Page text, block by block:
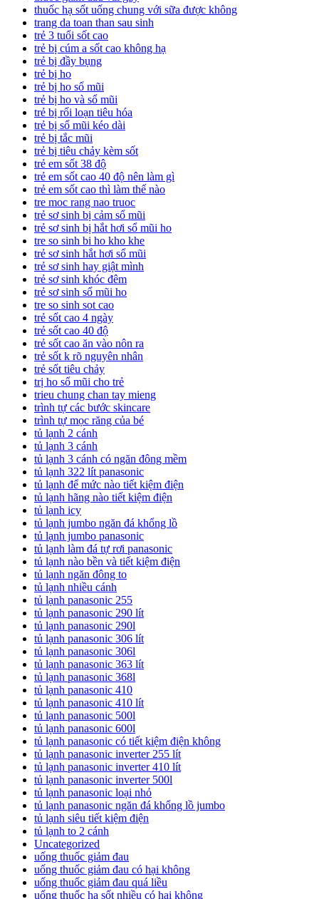
thuốc hạ sốt uống chung với sữa được không
trang da toan than sau sinh
trẻ 3 tuổi sốt cao
trẻ bị cúm a sốt cao không hạ
trẻ bị đầy bụng
trẻ bị ho
trẻ bị ho sổ mũi
trẻ bị ho và sổ mũi
trẻ bị rối loạn tiêu hóa
trẻ bị sổ mũi kéo dài
trẻ bị tắc mũi
trẻ bị tiêu chảy kèm sốt
trẻ em sốt 38 độ
trẻ em sốt cao 40 độ nên làm gì
trẻ em sốt cao thì làm thế nào
tre moc rang nao truoc
trẻ sơ sinh bị cảm sổ mũi
trẻ sơ sinh bị hắt hơi sổ mũi ho
tre so sinh bi ho kho khe
trẻ sơ sinh hắt hơi sổ mũi
trẻ sơ sinh hay giật mình
trẻ sơ sinh khóc đêm
trẻ sơ sinh sổ mũi ho
tre so sinh sot cao
trẻ sốt cao 4 ngày
trẻ sốt cao 40 độ
trẻ sốt cao ăn vào nôn ra
trẻ sốt k rõ nguyên nhân
trẻ sốt tiêu chảy
trị ho sổ mũi cho trẻ
trieu chung chan tay mieng
trình tự các bước skincare
trình tự mọc răng của bé
tủ lạnh 2 cánh
tủ lạnh 3 cánh
tủ lạnh 3 cánh có ngăn đông mềm
tủ lạnh 322 lít panasonic
tủ lạnh để mức nào tiết kiệm điện
tủ lạnh hãng nào tiết kiệm điện
tủ lạnh icy
tủ lạnh jumbo ngăn đá khổng lồ
tủ lạnh jumbo panasonic
tủ lạnh làm đá tự rơi panasonic
tủ lạnh nào bền và tiết kiệm điện
tủ lạnh ngăn đông to
tủ lạnh nhiều cánh
tủ lạnh panasonic 255
tủ lạnh panasonic 290 lít
tủ lạnh panasonic 290l
tủ lạnh panasonic 306 lít
tủ lạnh panasonic 306l
tủ lạnh panasonic 363 lít
tủ lạnh panasonic 368l
tủ lạnh panasonic 410
tủ lạnh panasonic 410 lít
tủ lạnh panasonic 500l
tủ lạnh panasonic 600l
tủ lạnh panasonic có tiết kiệm điện không
tủ lạnh panasonic inverter 255 lít
tủ lạnh panasonic inverter 410 lít
tủ lạnh panasonic inverter 500l
tủ lạnh panasonic loại nhỏ
tủ lạnh panasonic ngăn đá khổng lồ jumbo
tủ lạnh siêu tiết kiệm điện
tủ lạnh to 2 cánh
Uncategorized
uống thuốc giảm đau
uống thuốc giảm đau có hại không
uống thuốc giảm đau quá liều
uống thuốc hạ sốt nhiều có hại không